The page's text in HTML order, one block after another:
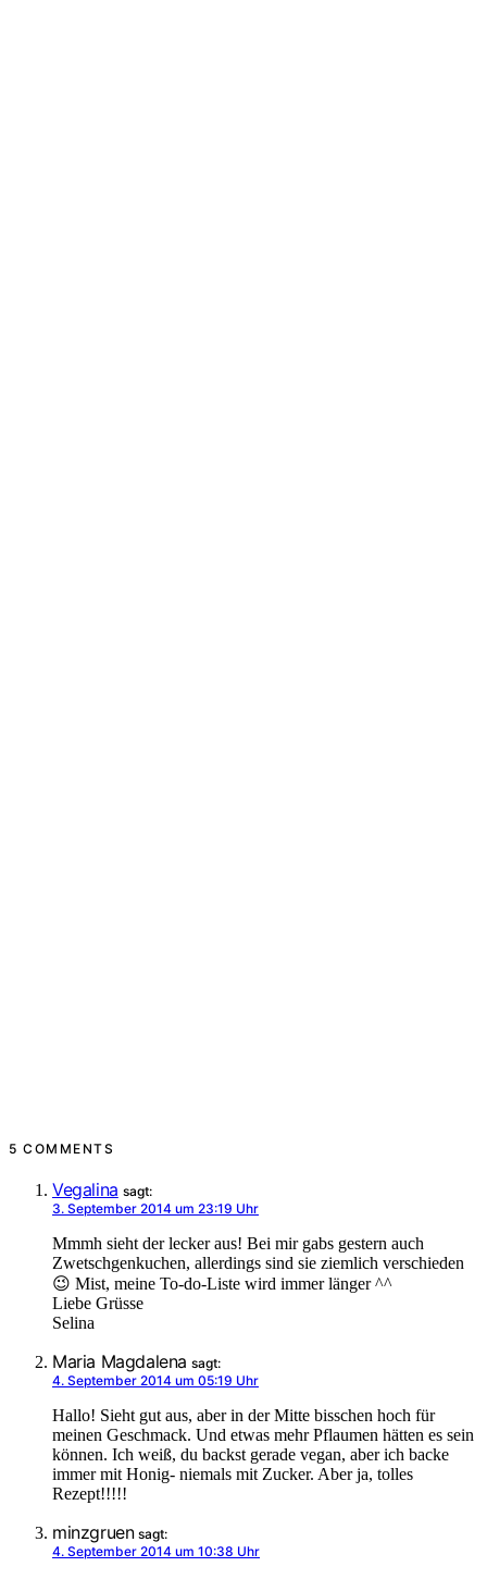
5 COMMENTS
Vegalina sagt:
3. September 2014 um 23:19 Uhr
Mmmh sieht der lecker aus! Bei mir gabs gestern auch
Zwetschgenkuchen, allerdings sind sie ziemlich verschieden
😉 Mist, meine To-do-Liste wird immer länger ^^
Liebe Grüsse
Selina
Maria Magdalena sagt:
4. September 2014 um 05:19 Uhr
Hallo! Sieht gut aus, aber in der Mitte bisschen hoch für
meinen Geschmack. Und etwas mehr Pflaumen hätten es sein
können. Ich weiß, du backst gerade vegan, aber ich backe
immer mit Honig- niemals mit Zucker. Aber ja, tolles
Rezept!!!!!
minzgruen sagt:
4. September 2014 um 10:38 Uhr